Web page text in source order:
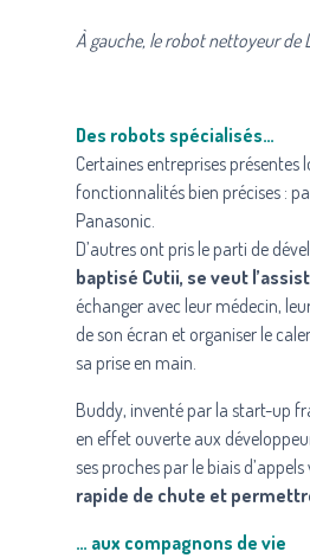
À gauche, le robot nettoyeur de
Des robots spécialisés…
Certaines entreprises
fonctionnalités bien précises :
Panasonic.
D’autres ont pris le parti de
baptisé Cutii, se veut
échanger avec leur médecin,
de son écran et organiser le
sa prise en main.
Buddy, inventé par la start-up
en effet ouverte aux
ses proches par le biais d’appels
rapide de chute et
… aux compagnons de vie